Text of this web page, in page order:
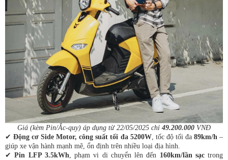
Giá (kèm Pin/Ắc-quy) áp dụng từ 22/05/2025 chỉ 49.200.000 VNĐ
✔Động cơ Side Motor, công suất tối đa 5200W, tốc độ tối đa 89km/h–
giúp xe vận hành mạnh mẽ, ổn định trên nhiều loại địa hình.
✔Pin LFP 3.5kWh, phạm vi di chuyển lên đến 160km/lần sạctrong